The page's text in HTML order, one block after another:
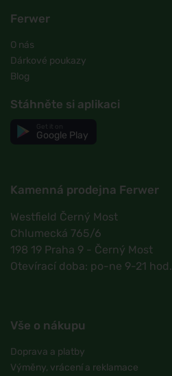
Ferwer
O nás
Dárkové poukazy
Blog
Stáhněte si aplikaci
Google Play
Kamenná prodejna Ferwer
Westfield Černý Most
Chlumecká 765/6
198 19 Praha 9 - Černý Most
Otevírací doba: po-ne 9-21 hod.
Vše o nákupu
Doprava a platby
Výměny, vrácení a reklamace